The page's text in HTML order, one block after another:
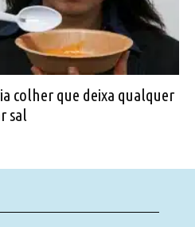
colher que deixa qualquer
sal